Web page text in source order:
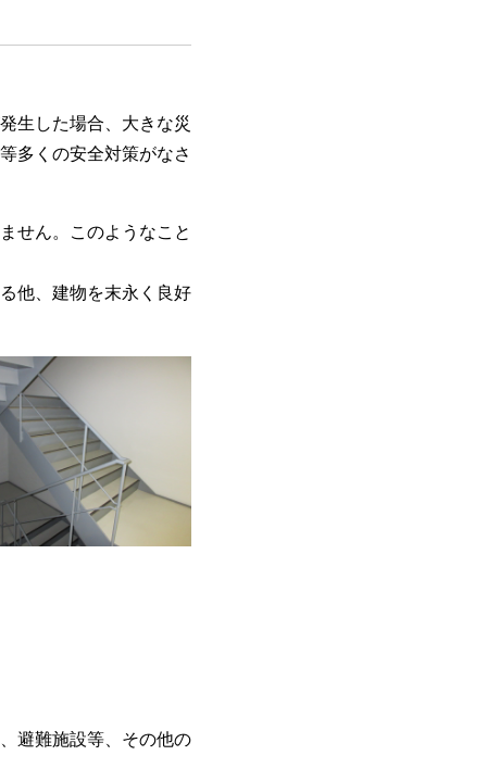
生した場合、大きな災
多くの安全対策がなさ
せん。このようなこと
他、建物を末永く良好
避難施設等、その他の